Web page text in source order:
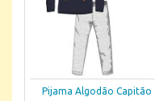
Pijama Algodão Capitão